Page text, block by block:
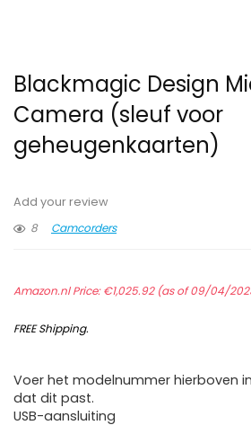
Blackmagic Design
Camera (sleuf voor
geheugenkaarten)
Add your review
8
Camcorders
Amazon.nl Price:€1,025.92(as of 09/04/
FREE Shipping.
Voer het modelnummer hierboven
dat dit past.
USB-aansluiting